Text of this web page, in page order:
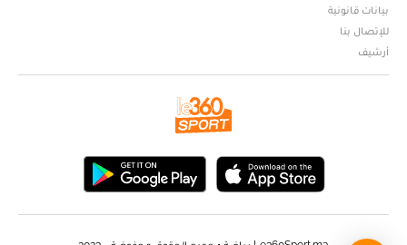
بيانات قانونية
للإتصال بنا
أرشيف